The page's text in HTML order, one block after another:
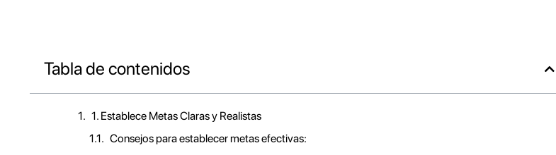
Tabla de contenidos
1. Establece Metas Claras y Realistas
Consejos para establecer metas efectivas: